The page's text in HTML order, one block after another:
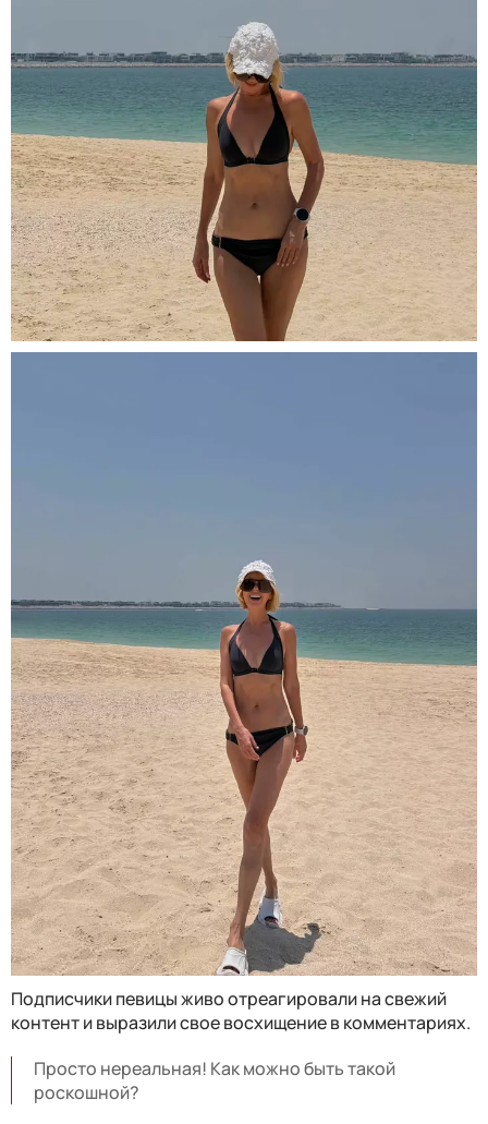
Подписчики певицы живо отреагировали на свежий
контент и выразили свое восхищение в комментариях.
Просто нереальная! Как можно быть такой
роскошной?